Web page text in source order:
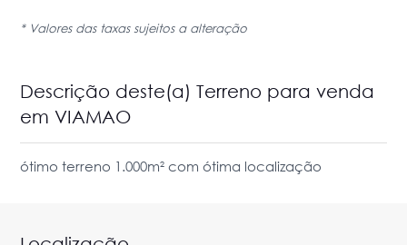
* Valores das taxas sujeitos a alteração
Descrição deste(a) Terreno para venda
em VIAMAO
ótimo terreno 1.000m² com ótima localização